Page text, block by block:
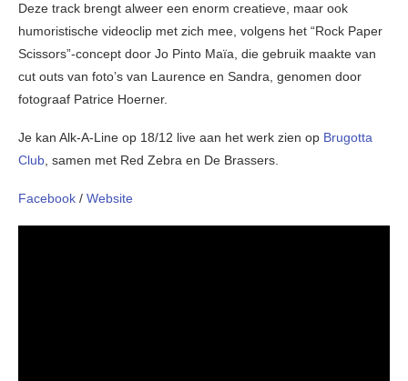
Deze track brengt alweer een enorm creatieve, maar ook
humoristische videoclip met zich mee, volgens het “Rock Paper
Scissors”-concept door Jo Pinto Maïa, die gebruik maakte van
cut outs van foto’s van Laurence en Sandra, genomen door
fotograaf Patrice Hoerner.
Je kan Alk-A-Line op 18/12 live aan het werk zien op Brugotta
Club, samen met Red Zebra en De Brassers.
Facebook / Website